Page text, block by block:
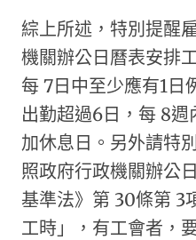
綜上所述，特別提醒
機關辦公日曆表安排
每 7日中至少應有1日
出勤超過6日，每 8週
加休息日。另外請特
照政府行政機關辦公
基準法》第 30條第 3
工時」，有工會者，